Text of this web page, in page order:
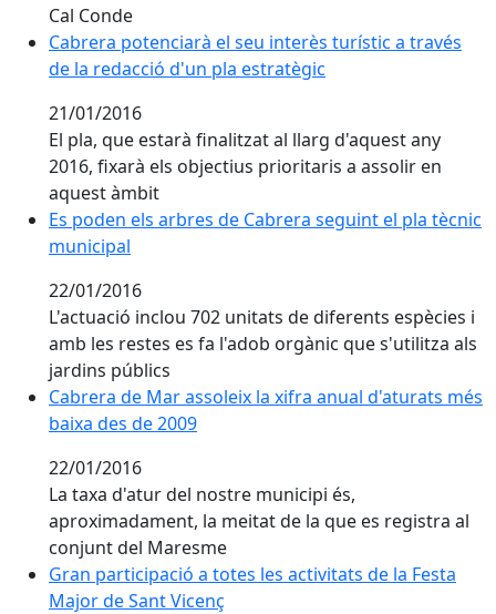
Cal Conde
Cabrera potenciarà el seu interès turístic a través
de la redacció d'un pla estratègic
Cabrera potenciarà el seu interès turístic a través
de la redacció d'un pla estratègic
21/01/2016
El pla, que estarà finalitzat al llarg d'aquest any
2016, fixarà els objectius prioritaris a assolir en
aquest àmbit
Es poden els arbres de Cabrera seguint el pla tècnic
municipal
Es poden els arbres de Cabrera seguint el pla tècnic
municipal
22/01/2016
L'actuació inclou 702 unitats de diferents espècies i
amb les restes es fa l'adob orgànic que s'utilitza als
jardins públics
Cabrera de Mar assoleix la xifra anual d'aturats més
baixa des de 2009
Cabrera de Mar assoleix la xifra anual d'aturats més
baixa des de 2009
22/01/2016
La taxa d'atur del nostre municipi és,
aproximadament, la meitat de la que es registra al
conjunt del Maresme
Gran participació a totes les activitats de la Festa
Major de Sant Vicenç
Gran participació a totes les activitats de la Festa
Major de Sant Vicenç